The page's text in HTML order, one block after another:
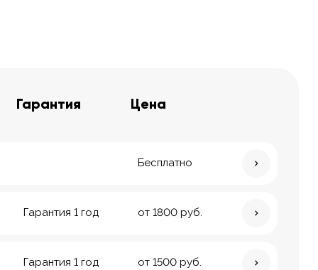
Гарантия Цена
Бесплатно
Гарантия 1 год от 1800 руб.
Гарантия 1 год от 1500 руб.